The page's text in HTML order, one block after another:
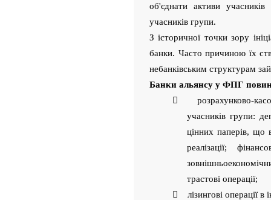
об'єднати активи
учасників групи.
З історичної точки зору
банки. Часто причиною їх
небанківським структурам
Банки альянсу у ФПГ
 розрахунково-
учасників групи:
цінних паперів, що
реалізації;
трастові операції;
 лізингові операції в